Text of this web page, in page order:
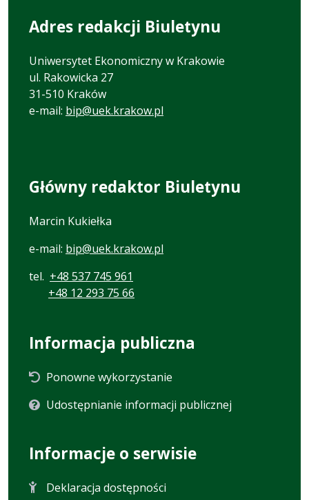
Adres redakcji Biuletynu
Uniwersytet Ekonomiczny w Krakowie
ul. Rakowicka 27
31-510 Kraków
e-mail: bip@uek.krakow.pl
Główny redaktor Biuletynu
Marcin Kukiełka
e-mail: bip@uek.krakow.pl
tel. +48 537 745 961
+48 12 293 75 66
Informacja publiczna
Ponowne wykorzystanie
Udostępnianie informacji publicznej
Informacje o serwisie
Deklaracja dostępności